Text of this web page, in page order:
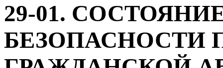
29-01.
БЕЗОПАСНОСТИ